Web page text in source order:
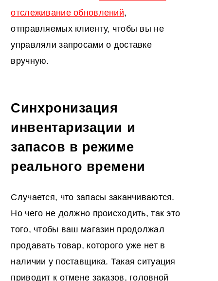
отслеживание обновлений,
отправляемых клиенту, чтобы вы не
управляли запросами о доставке
вручную.
Синхронизация
инвентаризации и
запасов в режиме
реального времени
Случается, что запасы заканчиваются.
Но чего не должно происходить, так это
того, чтобы ваш магазин продолжал
продавать товар, которого уже нет в
наличии у поставщика. Такая ситуация
приводит к отмене заказов, головной